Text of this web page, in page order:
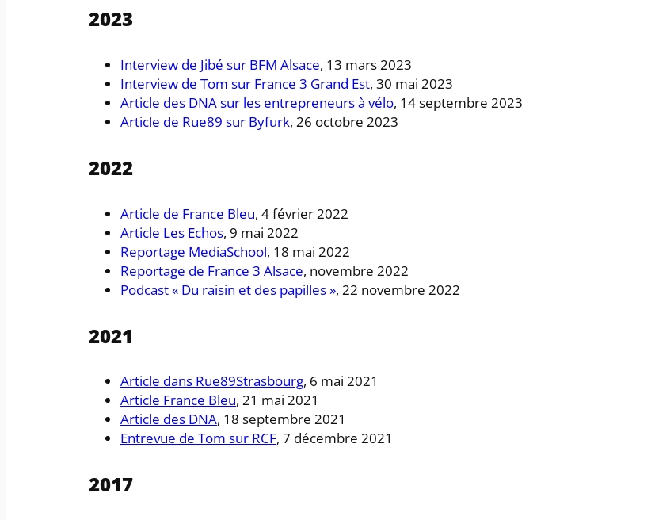
2023
Interview de Jibé sur BFM Alsace, 13 mars 2023
Interview de Tom sur France 3 Grand Est, 30 mai 2023
Article des DNA sur les entrepreneurs à vélo, 14 septembre 2023
Article de Rue89 sur Byfurk, 26 octobre 2023
2022
Article de France Bleu, 4 février 2022
Article Les Echos, 9 mai 2022
Reportage MediaSchool, 18 mai 2022
Reportage de France 3 Alsace, novembre 2022
Podcast « Du raisin et des papilles », 22 novembre 2022
2021
Article dans Rue89Strasbourg, 6 mai 2021
Article France Bleu, 21 mai 2021
Article des DNA, 18 septembre 2021
Entrevue de Tom sur RCF, 7 décembre 2021
2017